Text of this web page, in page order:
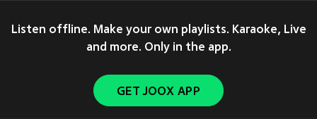
Listen offline. Make your own playlists. Karaoke, Live
and more. Only in the app.
GET JOOX APP